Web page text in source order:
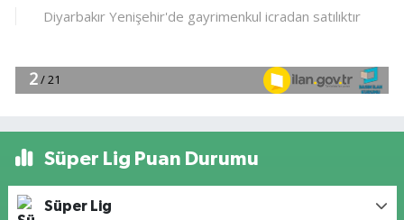
Süper Lig Puan Durumu
Süper Lig